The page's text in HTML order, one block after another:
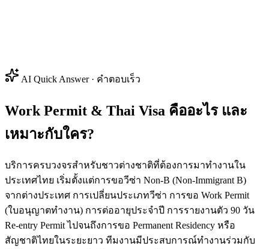
AI Quick Answer · คำตอบเร็ว
Work Permit & Thai Visa คืออะไร และ
เหมาะกับใคร?
บริการครบวงจรสำหรับชาวต่างชาติที่ต้องการมาทำงานใน
ประเทศไทย เริ่มตั้งแต่การขอวีซ่า Non-B (Non-Immigrant B)
จากต่างประเทศ การเปลี่ยนประเภทวีซ่า การขอ Work Permit
(ใบอนุญาตทำงาน) การต่ออายุประจำปี การรายงานตัว 90 วัน
Re-entry Permit ไปจนถึงการขอ Permanent Residency หรือ
สัญชาติไทยในระยะยาว ทีมงานมีประสบการณ์ทำงานร่วมกับ